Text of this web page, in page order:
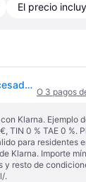
El precio
AMD Ryzen 7 5700X procesador 3,4 GHz 32 MB L3 Bandeja 100-000000926
O 3 pagos
Klarna. Ejemplo
TIN 0 % TAE 0 %.
para residentes
Klarna. Importe
y resto de
.